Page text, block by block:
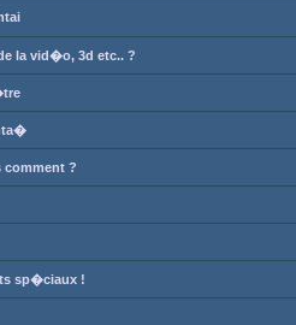
la vid�o, 3d etc.. ?
comment ?
sp�ciaux !